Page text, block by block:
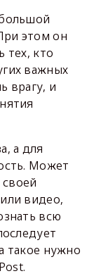
этом он
тех, кто
важных
врагу, и
а для
Может
видео,
всю
такое нужно